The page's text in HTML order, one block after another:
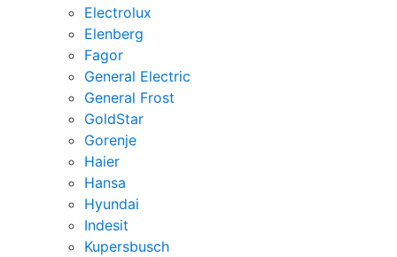
Electrolux
Elenberg
Fagor
General Electric
General Frost
GoldStar
Gorenje
Haier
Hansa
Hyundai
Indesit
Kupersbusch